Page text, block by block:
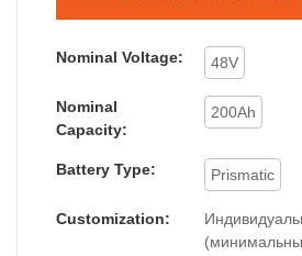
Nominal Voltage: 48V
Nominal
Capacity:
200Ah
Battery Type: Prismatic
Customization: